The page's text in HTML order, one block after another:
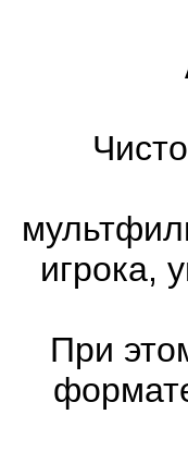
игрока,
При